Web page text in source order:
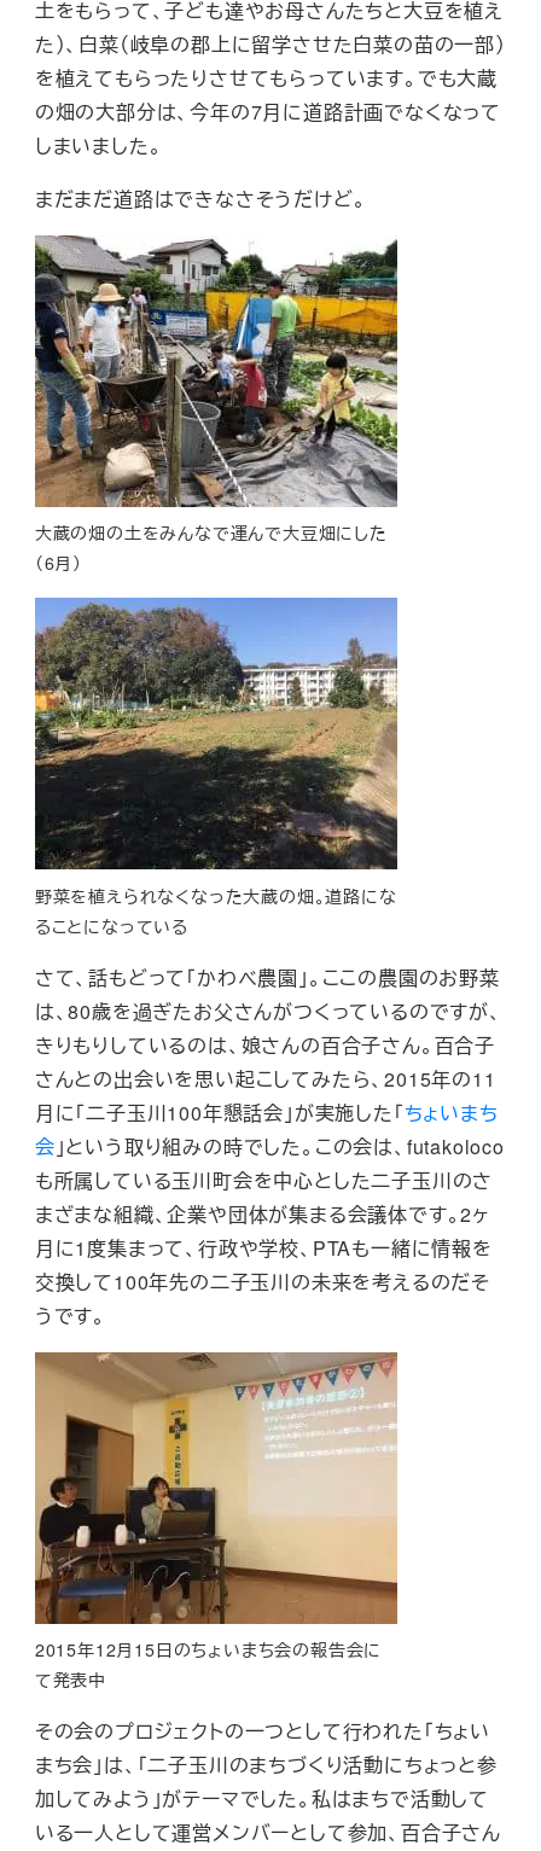
土をもらって、子ども達やお母さんたちと大豆を植え
た）、白菜（岐阜の郡上に留学させた白菜の苗の一部）
を植えてもらったりさせてもらっています。でも大蔵
の畑の大部分は、今年の7月に道路計画でなくなって
しまいました。
まだまだ道路はできなさそうだけど。
大蔵の畑の土をみんなで運んで大豆畑にした
（6月）
野菜を植えられなくなった大蔵の畑。道路にな
ることになっている
さて、話もどって「かわべ農園」。ここの農園のお野菜
は、80歳を過ぎたお父さんがつくっているのですが、
きりもりしているのは、娘さんの百合子さん。百合子
さんとの出会いを思い起こしてみたら、2015年の11
月に「二子玉川100年懇話会」が実施した「ちょいまち
会 」という取り組みの時でした。この会は、futakoloco
も所属している玉川町会を中心とした二子玉川のさ
まざまな組織、企業や団体が集まる会議体です。2ヶ
月に1度集まって、行政や学校、PTAも一緒に情報を
交換して100年先の二子玉川の未来を考えるのだそ
うです。
2015年12月15日のちょいまち会の報告会に
て発表中
その会のプロジェクトの一つとして行われた「ちょい
まち会」は、「二子玉川のまちづくり活動にちょっと参
加してみよう」がテーマでした。私はまちで活動して
いる一人として運営メンバーとして参加、百合子さん